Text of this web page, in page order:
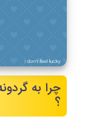
چرا به
؟